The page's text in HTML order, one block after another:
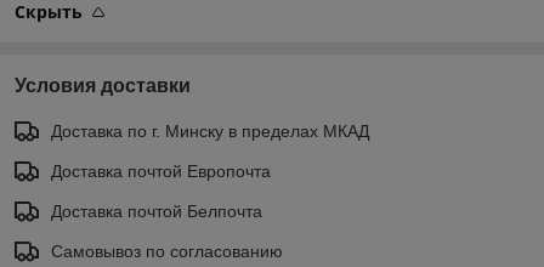
Скрыть
Условия доставки
Доставка по г. Минску в пределах МКАД
Доставка почтой Европочта
Доставка почтой Белпочта
Самовывоз по согласованию